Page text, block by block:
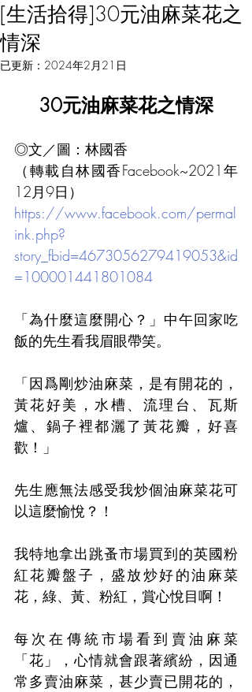
[生活拾得]30元油麻菜花之
情深
已更新： 2024年2月21日
30元油麻菜花之情深
◎文／圖：林國香
（轉載自林國香Facebook~2021年
12月9日）
https://www.facebook.com/permal
ink.php?
story_fbid=4673056279419053&id
=100001441801084
「為什麼這麼開心？」中午回家吃
飯的先生看我眉眼帶笑。
「因爲剛炒油麻菜，是有開花的，
黃花好美，水槽、流理台、瓦斯
爐、鍋子裡都灑了黃花瓣，好喜
歡！」
先生應無法感受我炒個油麻菜花可
以這麼愉悅？！
我特地拿出跳蚤市場買到的英國粉
紅花瓣盤子，盛放炒好的油麻菜
花，綠、黃、粉紅，賞心悅目啊！
每次在傳統市場看到賣油麻菜
「花」，心情就會跟著繽紛，因通
常多賣油麻菜，甚少賣已開花的，